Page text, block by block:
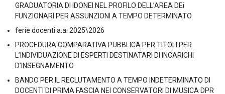
GRADUATORIA DI IDONEI NEL PROFILO DELL’AREA DEi
FUNZIONARI PER ASSUNZIONI A TEMPO DETERMINATO
ferie docenti a.a. 2025\2026
PROCEDURA COMPARATIVA PUBBLICA PER TITOLI PER
L’INDIVIDUAZIONE DI ESPERTI DESTINATARI DI INCARICHI
D’INSEGNAMENTO
BANDO PER IL RECLUTAMENTO A TEMPO INDETERMINATO DI
DOCENTI DI PRIMA FASCIA NEI CONSERVATORI DI MUSICA DPR